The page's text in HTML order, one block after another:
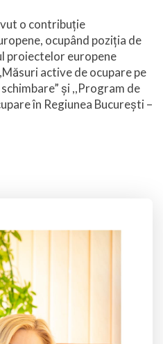
o contribuție
ocupând poziția de
proiectelor europene
active de ocupare pe
și ,,Program de
în Regiunea București –